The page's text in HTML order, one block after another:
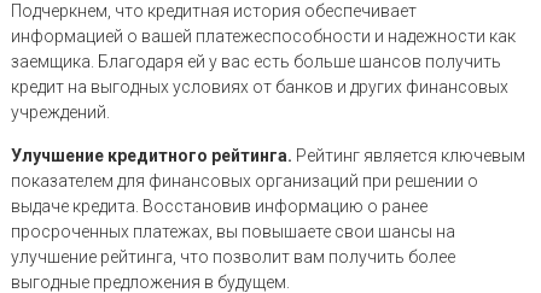
Подчеркнем, что кредитная история обеспечивает
информацией о вашей платежеспособности и надежности как
заемщика. Благодаря ей у вас есть больше шансов получить
кредит на выгодных условиях от банков и других финансовых
учреждений.
Улучшение кредитного рейтинга. Рейтинг является ключевым
показателем для финансовых организаций при решении о
выдаче кредита. Восстановив информацию о ранее
просроченных платежах, вы повышаете свои шансы на
улучшение рейтинга, что позволит вам получить более
выгодные предложения в будущем.